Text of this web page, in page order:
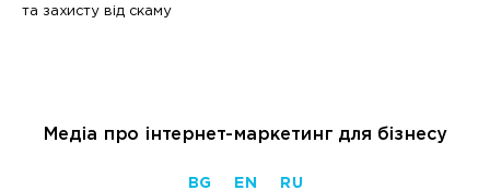
та захисту від скаму
Медіа про інтернет-маркетинг для бізнесу
BG EN RU